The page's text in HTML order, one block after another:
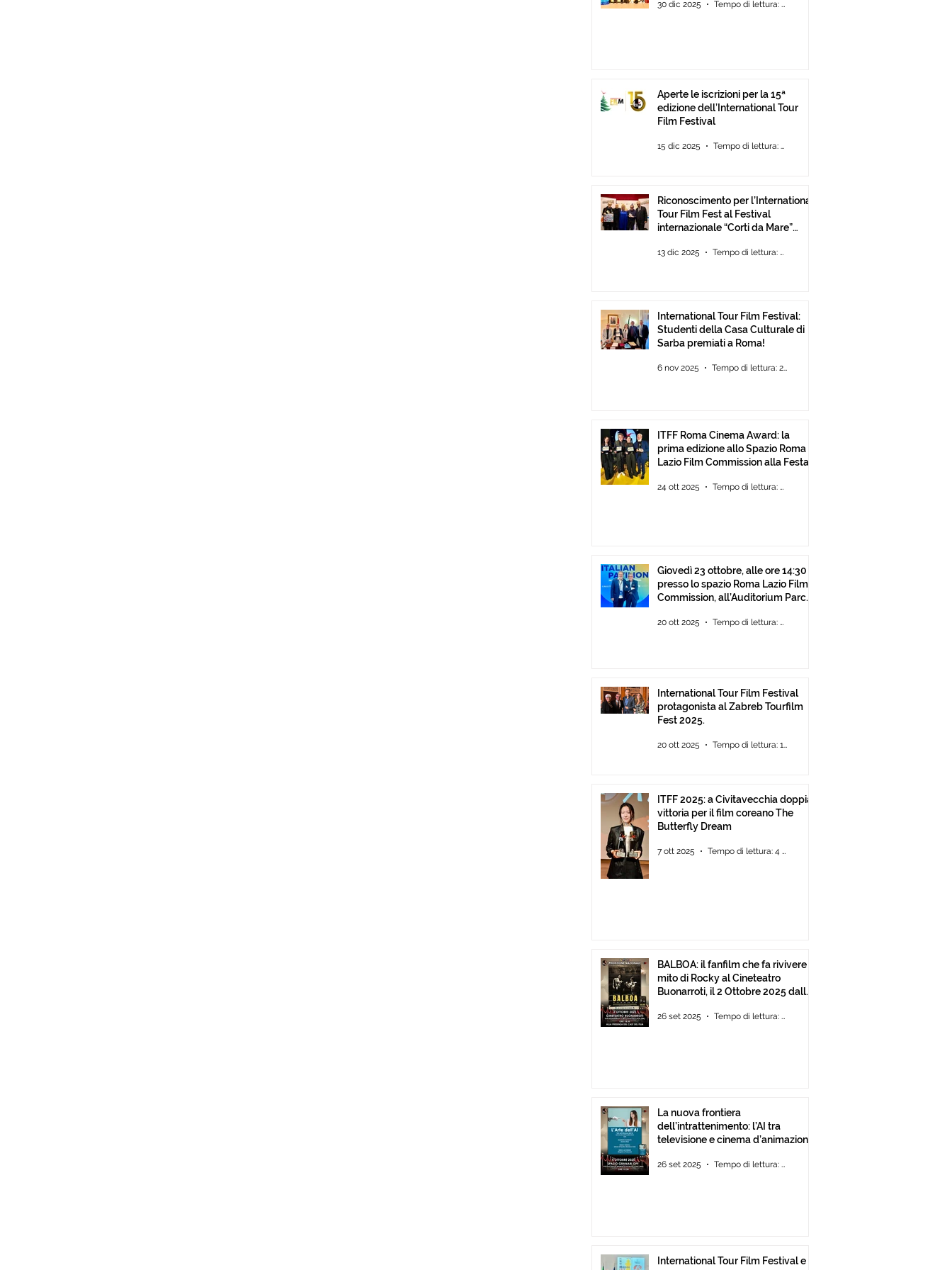
30 dic 2025 Tempo di lettura: 2 min
Aperte le iscrizioni per la 15ª
edizione dell’International Tour
Film Festival
15 dic 2025 Tempo di lettura: 2 min
Riconoscimento per l’International
Tour Film Fest al Festival
internazionale “Corti da Mare”
13 dic 2025 Tempo di lettura: 2 min
International Tour Film Festival:
Studenti della Casa Culturale di
Sarba premiati a Roma!
6 nov 2025 Tempo di lettura: 2 min
ITFF Roma Cinema Award: la
prima edizione allo Spazio Roma
Lazio Film Commission alla Festa
24 ott 2025 Tempo di lettura: 2 min
Giovedì 23 ottobre, alle ore 14:30
presso lo spazio Roma Lazio Film
Commission, all’Auditorium Parco
degli ITFF Roma Cinema Award
20 ott 2025 Tempo di lettura: 2 min
International Tour Film Festival
protagonista al Zabreb Tourfilm
Fest 2025.
20 ott 2025 Tempo di lettura: 1 min
ITFF 2025: a Civitavecchia doppia
vittoria per il film coreano The
Butterfly Dream
7 ott 2025 Tempo di lettura: 4 min
BALBOA: il fanfilm che fa rivivere il
mito di Rocky al Cineteatro
Buonarroti, il 2 Ottobre 2025 dalle
26 set 2025 Tempo di lettura: 1 min
La nuova frontiera
dell’intrattenimento: l’AI tra
televisione e cinema d’animazione
26 set 2025 Tempo di lettura: 1 min
International Tour Film Festival e